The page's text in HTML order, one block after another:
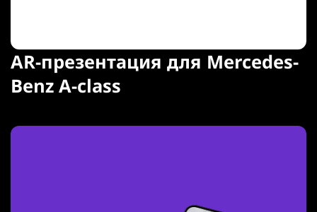
AR-презентация для Mercedes-
Benz A-class